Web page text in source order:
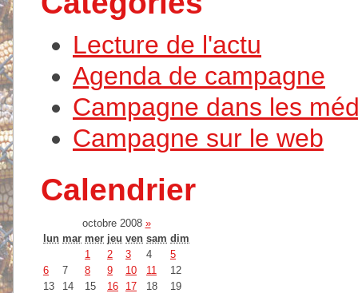
Lecture de l'actu
Agenda de campagne
Campagne dans les
Campagne sur le web
Calendrier
octobre 2008 »
lun mar mer jeu ven sam dim
1
2 3 4
5
6
7 8 9 10 11
12
13
14 15 16 17 18
19